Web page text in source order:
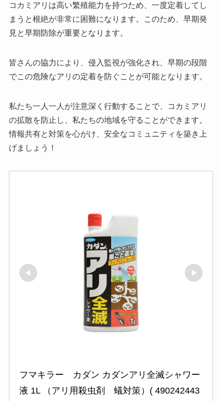
コカミアリは高い繁殖能力を持つため、一度定着してし
まうと根絶が非常に困難になります。このため、早期発
見と早期防除が重要となります。
皆さんの協力により、侵入監視が強化され、早期の段階
でこの危険なアリの定着を防ぐことが可能となります。
私たち一人一人が注意深く行動することで、コカミアリ
の拡散を防止し、私たちの地域を守ることができます。
情報共有と対策を心がけ、安全なコミュニティを築き上
げましょう！
フマキラー　カダン カダンアリ全滅シャワー
液 1L （アリ用殺虫剤　蟻対策）( 490242443